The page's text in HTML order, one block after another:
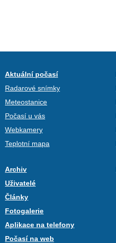
Aktuální počasí
Radarové snímky
Meteostanice
Počasí u vás
Webkamery
Teplotní mapa
Archiv
Uživatelé
Články
Fotogalerie
Aplikace na telefony
Počasí na web